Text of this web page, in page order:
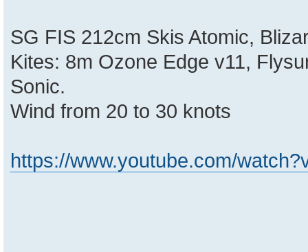
SG FIS 212cm Skis Atomic,
Kites: 8m Ozone Edge v11,
Sonic.
Wind from 20 to 30 knots
https://www.youtube.com/